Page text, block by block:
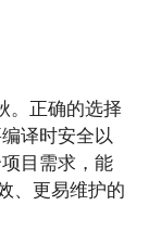
。正确的选择
译时安全以
目需求，能
、更易维护的